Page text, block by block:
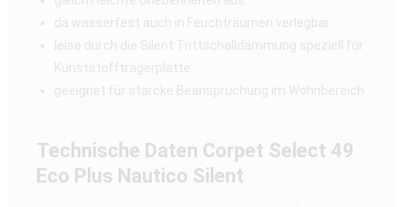
da wasserfest auch in Feuchträumen verlegbar
leise durch die Silent Trittschalldämmung speziell für
Kunststoffträgerplatte
geeignet für starcke Beanspruchung im Wohnbereich
Technische Daten Corpet Select 49
Eco Plus Nautico Silent